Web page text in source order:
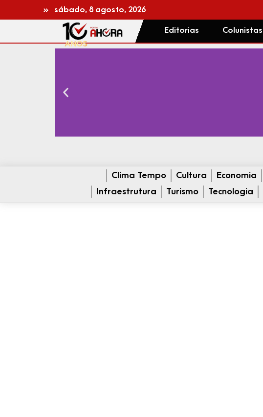
sábado, 8 agosto, 2026
Editorias Colunistas
Clima Tempo Cultura Economia
Infraestrutura
Turismo Tecnologia